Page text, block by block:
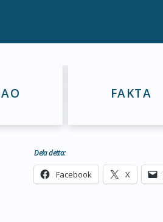
FAKTA
Dela detta:
Facebook X